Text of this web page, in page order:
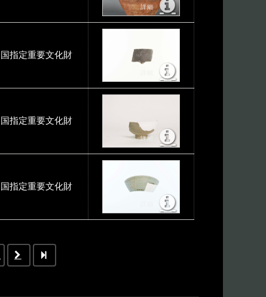
国指定重要文化財
国指定重要文化財
国指定重要文化財